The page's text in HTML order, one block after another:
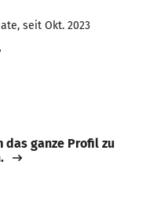
seit Okt. 2023
das ganze Profil zu